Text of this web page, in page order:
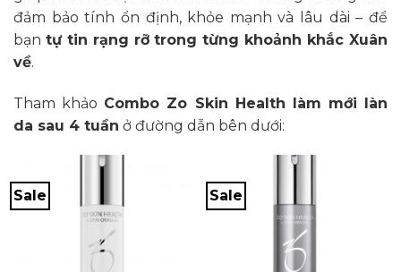
đảm bảo tính ổn định, khỏe mạnh và lâu dài – để
bạn tự tin rạng rỡ trong từng khoảnh khắc Xuân
về.
Tham khảo Combo Zo Skin Health làm mới làn
da sau 4 tuần ở đường dẫn bên dưới:
Sale Sale